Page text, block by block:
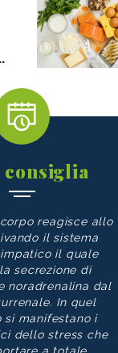
consiglia
reagisce allo
il sistema
il quale
secrezione di
noradrenalina dal
In quel
si manifestano i
dello stress che